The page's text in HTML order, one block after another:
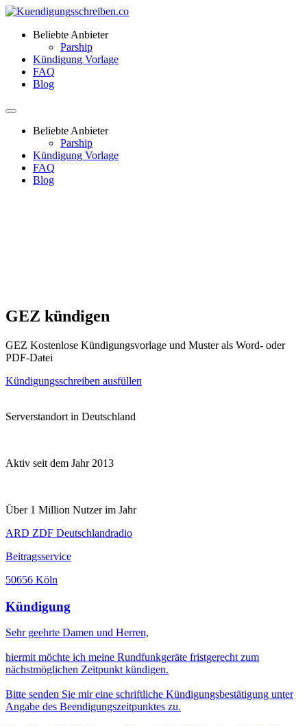
Beliebte Anbieter
Parship
Kündigung Vorlage
FAQ
Blog
Beliebte Anbieter
Parship
Kündigung Vorlage
FAQ
Blog
GEZ kündigen
GEZ Kostenlose Kündigungsvorlage und Muster als Word- oder
PDF-Datei
Kündigungsschreiben ausfüllen
Serverstandort in Deutschland
Aktiv seit dem Jahr 2013
Über 1 Million Nutzer im Jahr
ARD ZDF Deutschlandradio
Beitragsservice
50656 Köln
Kündigung
Sehr geehrte Damen und Herren,
hiermit möchte ich meine Rundfunkgeräte fristgerecht zum
nächstmöglichen Zeitpunkt kündigen.
Bitte senden Sie mir eine schriftliche Kündigungsbestätigung unter
Angabe des Beendigungszeitpunktes zu.